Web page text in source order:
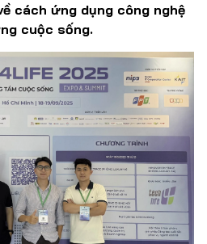
cách ứng dụng công nghệ
cuộc sống.